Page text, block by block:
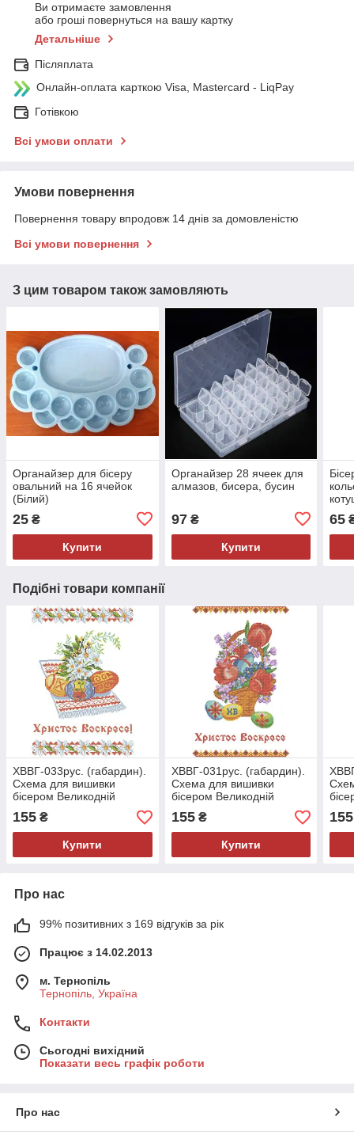
Ви отримаєте замовлення
або гроші повернуться на вашу картку
Детальніше
Післяплата
Онлайн-оплата карткою Visa, Mastercard - LiqPay
Готівкою
Всі умови оплати
Умови повернення
Повернення товару впродовж 14 днів за домовленістю
Всі умови повернення
З цим товаром також замовляють
Органайзер для бісеру
овальний на 16 ячейок
(Білий)
25 ₴
Купити
Органайзер 28 ячеек для
алмазов, бисера, бусин
97₴
Купити
65
Подібні товари компанії
ХВВГ-033рус. (габардин).
Схема для вишивки
бісером Великодній
рушник.
155 ₴
Купити
ХВВГ-031рус. (габардин).
Схема для вишивки
бісером Великодній
рушник
155₴
Купити
155
Про нас
99% позитивних з 169 відгуків за рік
Працює з 14.02.2013
м. Тернопіль
Тернопіль, Україна
Контакти
Сьогодні вихідний
Показати весь графік роботи
Про нас